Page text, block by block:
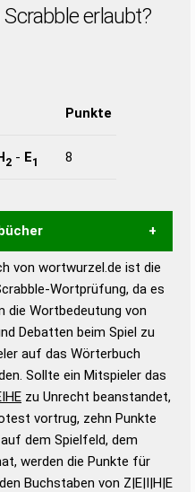
erlaubt?
Punkte
2 - E1 8
semantischen
Anhaltspunkte zu
und Wortform, um die
Scrabble-Spiel zu
Scrabble-
in 12 Bänden
Richtiges und gutes
von wortwurzel.de ist die
Wortprüfung, da es
die Wortbedeutung von
Debatten beim Spiel zu
auf das Wörterbuch
Sollte ein Mitspieler das
zu Unrecht beanstandet,
vortrug, zehn Punkte
dem Spielfeld, dem
werden die Punkte für
Buchstaben von Z|E|I|H|E